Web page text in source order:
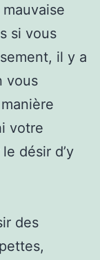
si vous
il y a
vous
votre
désir d’y
des